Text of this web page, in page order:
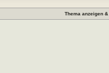
Thema anzeigen